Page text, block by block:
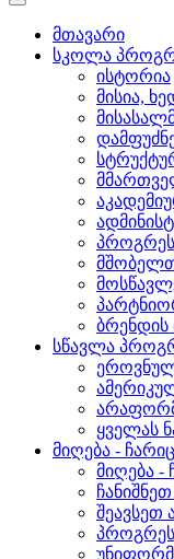
მთავარი
სკოლა
ისტორია
მისია,
ბრენდის
სწავლა
ყველას
მიღება -
მიღება -
შეავსეთ